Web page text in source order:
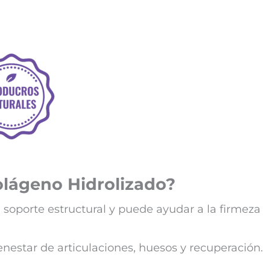
Hidrolizado?
soporte estructural y puede ayudar a la firmeza
de articulaciones, huesos y recuperación.